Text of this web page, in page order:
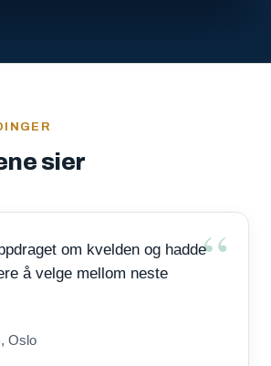
sier
om kvelden og hadde
å velge mellom neste
Oslo